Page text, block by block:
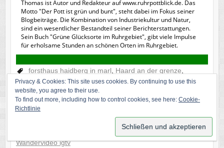
Thomas ist Autor und Redakteur auf www.ruhrpottblick.de. Das
Motto "Der Pott ist grün und bunt", steht dabei im Fokus seiner
Blogbeiträge. Die Kombination von Industriekultur und Natur,
sind ein wesentlicher Bestandteil seiner Berichterstattungen.
Sein Buch "Grüne Glücksorte im Ruhrgebiet", gibt viele Impulse
für erholsame Stunden an schönen Orten im Ruhrgebiet.
forsthaus haidberg in marl Haard an der grenze
haardgrenzweg,Oer-Erkenschwick,Outdoor im Ruhrgebiet
Rundwege in der haard,spazierengehen im ruhrgebiet
Spaziergang haard
Waldpromenade marl,Waldstrecken im
,Wandern im Ruhrgebiet,
Wandervideo igtv
Privacy & Cookies: This site uses cookies. By continuing to use this
website, you agree to their use.
To find out more, including how to control cookies, see here: Cookie-
Richtlinie